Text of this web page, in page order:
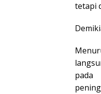
tetapi
pada